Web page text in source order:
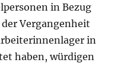
in Bezug
Vergangenheit
in
haben, würdigen